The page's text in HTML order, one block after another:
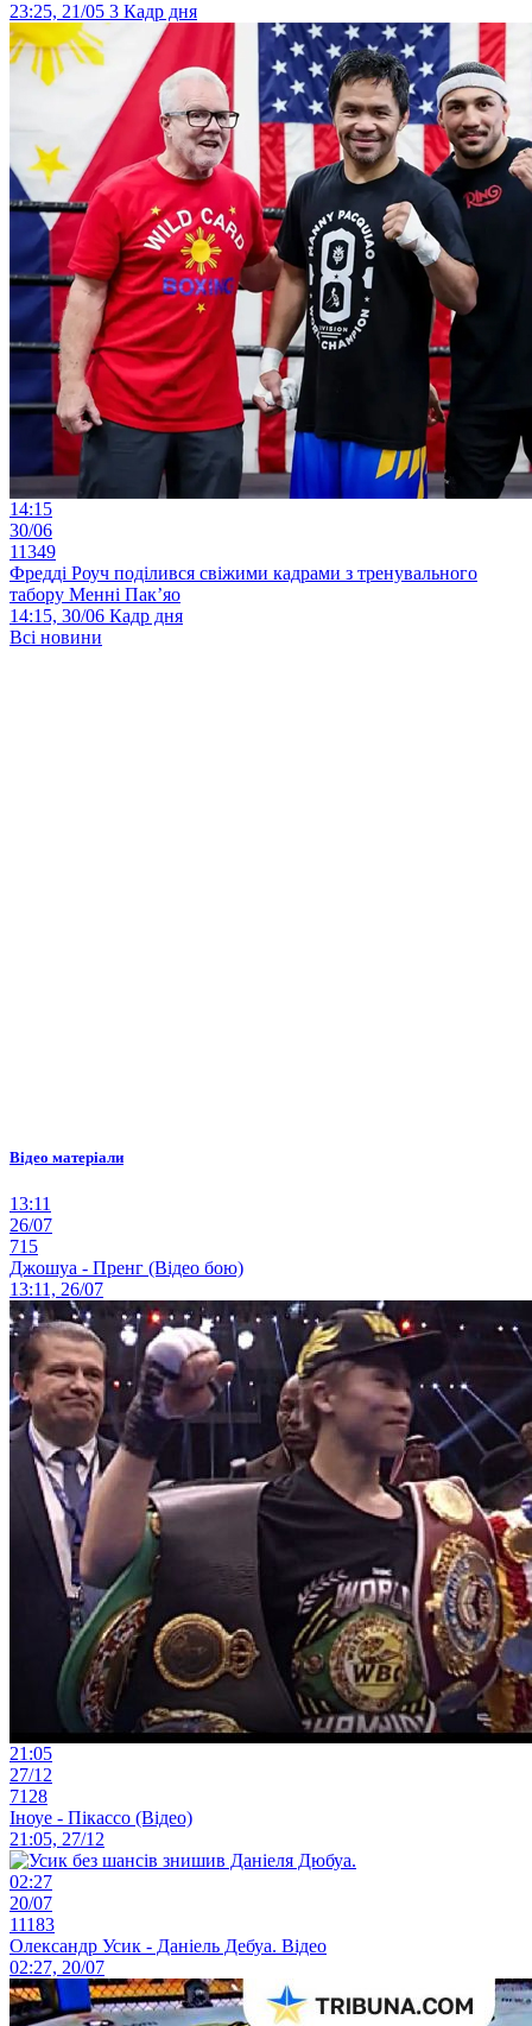
23:25, 21/05 3 Кадр дня
14:15
30/06
11349
Фредді Роуч поділився свіжими кадрами з тренувального
табору Менні Пак’яо
14:15, 30/06 Кадр дня
Всі новини
Відео матеріали
13:11
26/07
715
Джошуа - Пренг (Відео бою)
13:11, 26/07
21:05
27/12
7128
Іноуе - Пікассо (Відео)
21:05, 27/12
02:27
20/07
11183
Олександр Усик - Даніель Дебуа. Відео
02:27, 20/07